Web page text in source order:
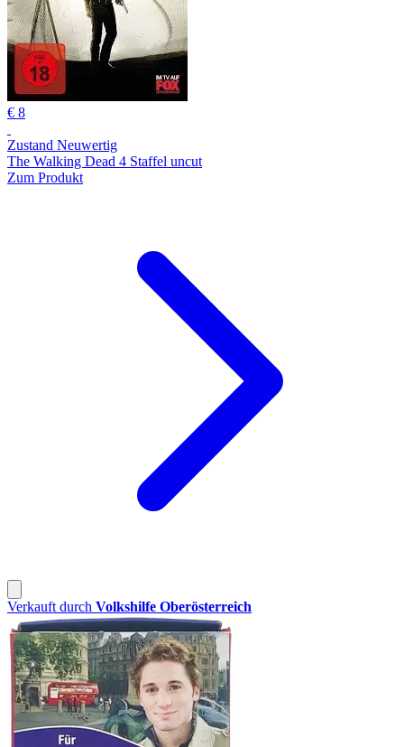
€ 8
Zustand Neuwertig
The Walking Dead 4 Staffel uncut
Zum Produkt
Verkauft durch Volkshilfe Oberösterreich